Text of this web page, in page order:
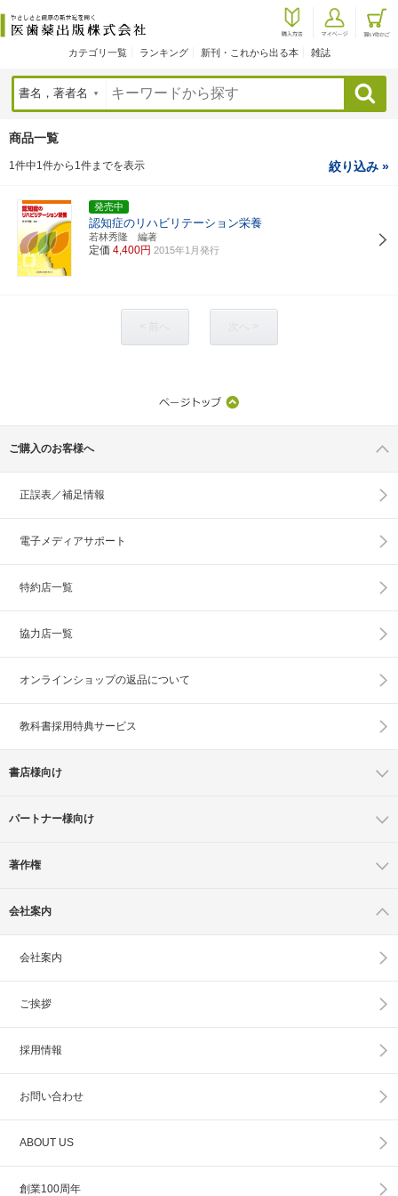
カテゴリ一覧 ランキング 新刊・これから出る本 雑誌
検索
商品一覧
1件中1件から1件までを表示 絞り込み »
発売中
認知症のリハビリテーション栄養
若林秀隆 編著
定価 4,400円 2015年1月発行
ご購入のお客様へ
正誤表／補足情報
電子メディアサポート
特約店一覧
協力店一覧
オンラインショップの返品について
教科書採用特典サービス
書店様向け
パートナー様向け
著作権
会社案内
会社案内
ご挨拶
採用情報
お問い合わせ
ABOUT US
創業100周年